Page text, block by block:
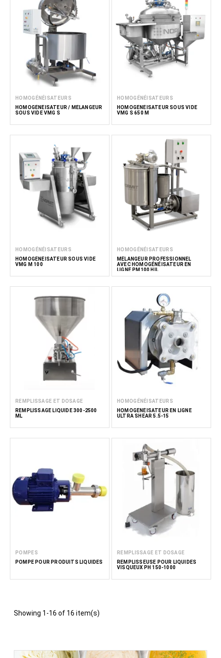
HOMOGÉNÉISATEURS
HOMOGÉNÉISATEUR / MÉLANGEUR
SOUS VIDE VMG S
HOMOGÉNÉISATEURS
HOMOGÉNÉISATEUR SOUS VIDE
VMG S 650 M
HOMOGÉNÉISATEURS
HOMOGÉNÉISATEUR SOUS VIDE
VMG M 100
HOMOGÉNÉISATEURS
MÉLANGEUR PROFESSIONNEL
AVEC HOMOGÉNÉISATEUR EN
LIGNE PM100 HIL
REMPLISSAGE ET DOSAGE
REMPLISSAGE LIQUIDE 300-2500
ML
HOMOGÉNÉISATEURS
HOMOGÉNÉISATEUR EN LIGNE
ULTRA SHEAR 5.5-15
POMPES
POMPE POUR PRODUITS LIQUIDES
REMPLISSAGE ET DOSAGE
REMPLISSEUSE POUR LIQUIDES
VISQUEUX PH 150-1000
Showing 1-16 of 16 item(s)